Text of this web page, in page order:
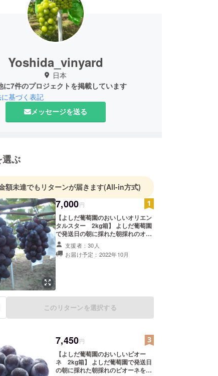
Yoshida_vinyard
日本
に7件のプロジェクトを掲載しています
基づく表記
メッセージを送る
選ぶ
額未達でもリターンが届きます(All-in方式)
7,000円
【よしだ葡萄園のおいしいオリエン
タルスター 2kg箱】 よしだ葡萄園
で発送日の朝に採れた朝採れのオリ
エンタルスターをお送りします！
（オリエンタルスターの特徴） オリ
エンタルスターはシャインマスカッ
りますがシャインマスカットもオリ
エンタルスターも安芸津21号を親に
もち交配相手はシャインマスカット
ます 果皮ごと食べれます。種無し葡
萄 完熟度が進むと果皮は紫黒色にな
ります。 ・名称：オリエンタルス
ター ・原産国/産地：日本/岡山県 ・
サイズ/重量：2kg ・保存方法：直射
支援者：30人
お届け予定：2022年10月
このリターンを選択する
7,450円
【よしだ葡萄園のおいしいピオー
ネ 2kg箱】 よしだ葡萄園で発送日
の朝に採れた朝採れのピオーネをお